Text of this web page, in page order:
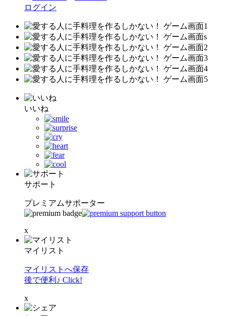
ログイン
いいね
サポート
プレミアムサポーター
x
マイリスト
マイリストへ保存
後で便利♪ Click!
x